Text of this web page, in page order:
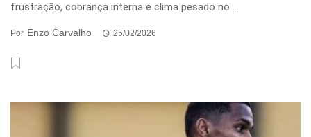
frustração, cobrança interna e clima pesado no ...
Por Enzo Carvalho 25/02/2026